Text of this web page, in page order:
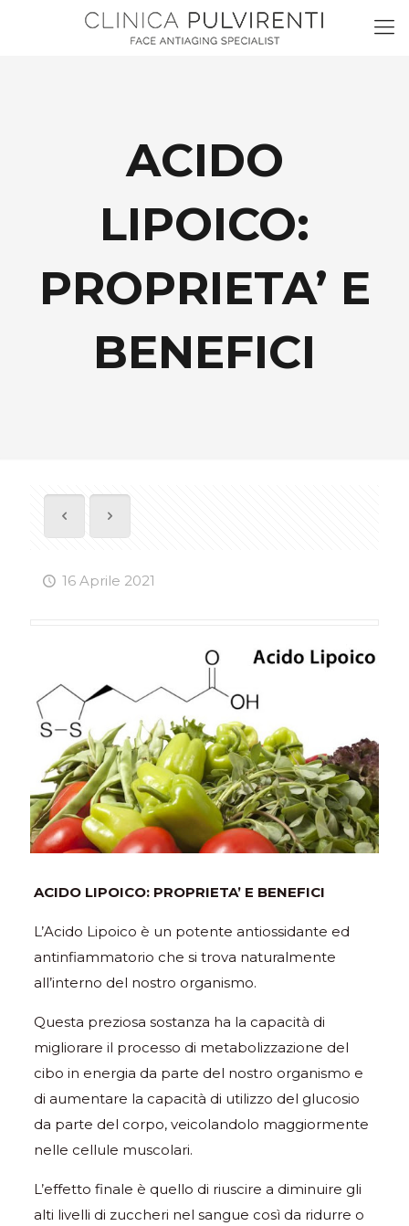
ACIDO
LIPOICO:
PROPRIETA’ E
BENEFICI
16 Aprile 2021
ACIDO LIPOICO: PROPRIETA’ E BENEFICI
L’Acido Lipoico è un potente antiossidante ed
antinfiammatorio che si trova naturalmente
all’interno del nostro organismo.
Questa preziosa sostanza ha la capacità di
migliorare il processo di metabolizzazione del
cibo in energia da parte del nostro organismo e
di aumentare la capacità di utilizzo del glucosio
da parte del corpo, veicolandolo maggiormente
nelle cellule muscolari.
L’effetto finale è quello di riuscire a diminuire gli
alti livelli di zuccheri nel sangue così da ridurre o